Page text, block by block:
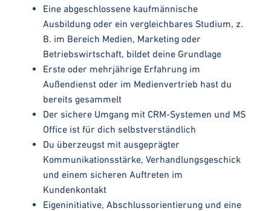
Eine abgeschlossene kaufmännische
Ausbildung oder ein vergleichbares Studium, z.
B. im Bereich Medien, Marketing oder
Betriebswirtschaft, bildet deine Grundlage
Erste oder mehrjährige Erfahrung im
Außendienst oder im Medienvertrieb hast du
bereits gesammelt
Der sichere Umgang mit CRM-Systemen und MS
Office ist für dich selbstverständlich
Du überzeugst mit ausgeprägter
Kommunikationsstärke, Verhandlungsgeschick
und einem sicheren Auftreten im
Kundenkontakt
Eigeninitiative, Abschlussorientierung und eine